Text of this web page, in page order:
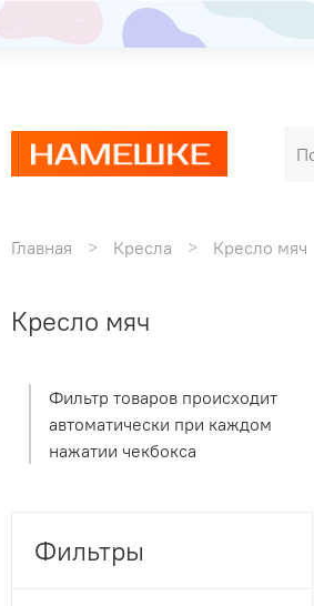
Главная Кресла Кресло мяч
Кресло мяч
Фильтр товаров происходит
автоматически при каждом
нажатии чекбокса
Фильтры